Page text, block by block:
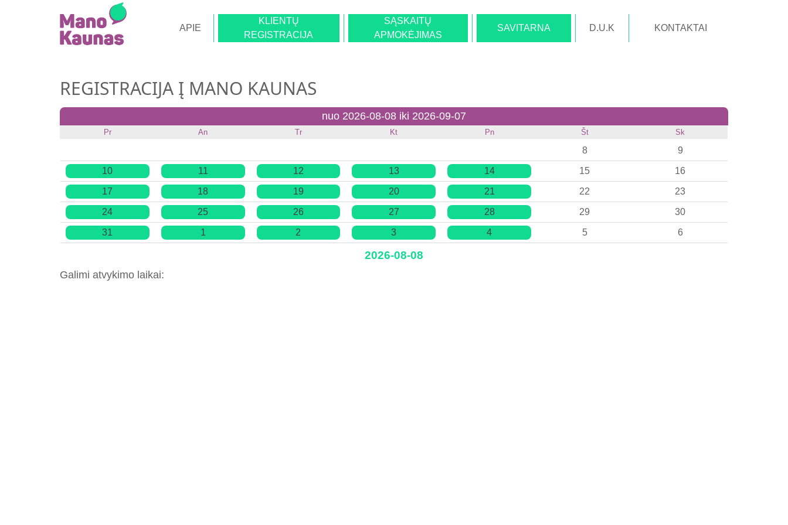
APIE
KLIENTŲ
REGISTRACIJA
SĄSKAITŲ
APMOKĖJIMAS
SAVITARNA D.U.K KONTAKTAI
REGISTRACIJA Į MANO KAUNAS
nuo 2026-08-08 iki 2026-09-07
Pr An Tr Kt Pn Št Sk
8 9
10 11 12 13 14 15 16
17 18 19 20 21 22 23
24 25 26 27 28 29 30
31 1 2 3 4 5 6
2026-08-08
Galimi atvykimo laikai: